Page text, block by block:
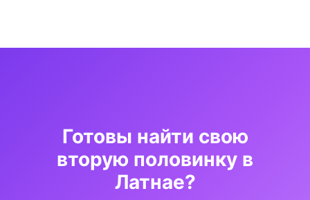
Готовы найти свою
вторую половинку в
Латнае?